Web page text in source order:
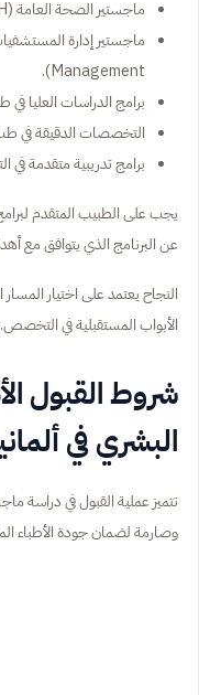
ماجستير الصحة العامة (Master of Public Health – MPH).
Management).
برامج الدراسات العليا
التخصصات الدقيقة في
برامج تدريبية متقدمة في
يجب على الطبيب المتقدم
عن البرنامج الذي يتوافق مع
النجاح يعتمد على اختيار
الأبواب المستقبلية في التخصص.
شروط القبول
البشري في
تتميز عملية القبول في دراسة
وصارمة لضمان جودة الأطباء